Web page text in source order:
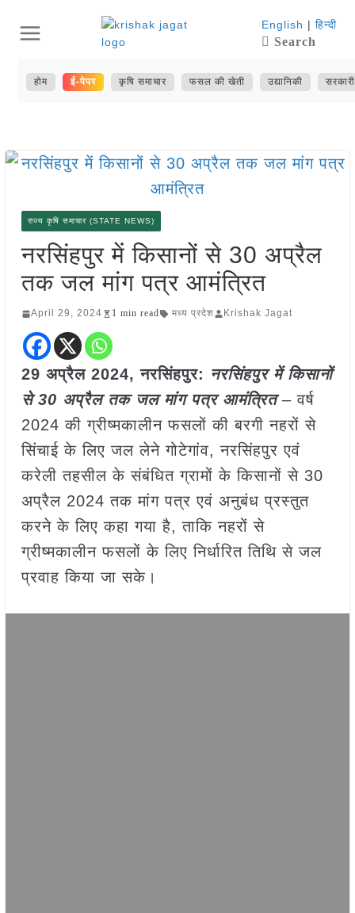
content
English | हिन्दी
Search
होम ई-पेपर कृषि समाचार फसल की खेती उद्यानिकी
राज्य कृषि समाचार (STATE NEWS)
नरसिंहपुर में किसानों से 30 अप्रैल
तक जल मांग पत्र आमंत्रित
April 29, 2024 1 min read मध्य प्रदेश Krishak Jagat
29 अप्रैल 2024, नरसिंहपुर: नरसिंहपुर में किसानों
से 30 अप्रैल तक जल मांग पत्र आमंत्रित– वर्ष
2024 की ग्रीष्मकालीन फसलों की बरगी नहरों से
सिंचाई के लिए जल लेने गोटेगांव, नरसिंहपुर एवं
करेली तहसील के संबंधित ग्रामों के किसानों से 30
अप्रैल 2024 तक मांग पत्र एवं अनुबंध प्रस्तुत
करने के लिए कहा गया है, ताकि नहरों से
ग्रीष्मकालीन फसलों के लिए निर्धारित तिथि से जल
प्रवाह किया जा सके।